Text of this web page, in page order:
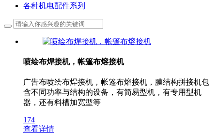
各种机电配件系列
喷绘布焊接机，帐篷布熔接机
广告布喷绘布焊接机，帐篷布熔接机，膜结构拼接机包
含不同功率与结构的设备，有简易型机，有专用型机
器，还有料槽加宽型等
174
查看详情